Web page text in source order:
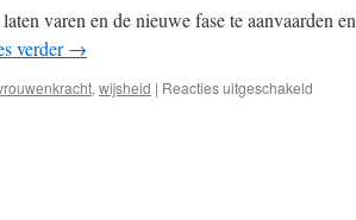
varen en de nieuwe fase te aanvaarden en
verder→
, wijsheid | Reacties uitgeschakeld